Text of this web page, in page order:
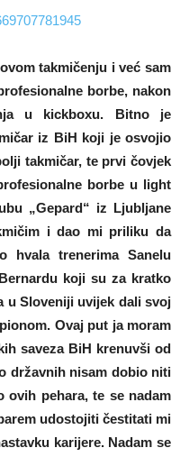
takmičenju i već sam
borbe, nakon
u kickboxu. Bitno je
iz BiH koji je osvojio
takmičar, te prvi čovjek
borbe u light
„Gepard“ iz Ljubljane
i dao mi priliku da
hvala trenerima Sanelu
koji su za kratko
u Sloveniji uvijek dali svoj
Ovaj put ja moram
saveza BiH krenuvši od
državnih nisam dobio niti
ovih pehara, te se nadam
udostojiti čestitati mi
karijere. Nadam se